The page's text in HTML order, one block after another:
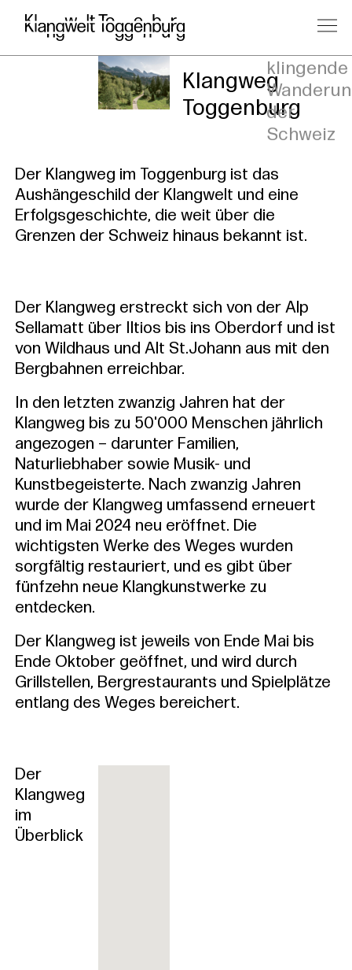
Klangweg
Toggenburg
klingende
der
Schweiz
Der Klangweg im Toggenburg ist das
Aushängeschild der Klangwelt und eine
Erfolgsgeschichte, die weit über die
Grenzen der Schweiz hinaus bekannt ist.
Der Klangweg erstreckt sich von der Alp
Sellamatt über Iltios bis ins Oberdorf und ist
von Wildhaus und Alt St.Johann aus mit den
Bergbahnen erreichbar.
In den letzten zwanzig Jahren hat der
Klangweg bis zu 50'000 Menschen jährlich
angezogen – darunter Familien,
Naturliebhaber sowie Musik- und
Kunstbegeisterte. Nach zwanzig Jahren
wurde der Klangweg umfassend erneuert
und im Mai 2024 neu eröffnet. Die
wichtigsten Werke des Weges wurden
sorgfältig restauriert, und es gibt über
fünfzehn neue Klangkunstwerke zu
entdecken.
Der Klangweg ist jeweils von Ende Mai bis
Ende Oktober geöffnet, und wird durch
Grillstellen, Bergrestaurants und Spielplätze
entlang des Weges bereichert.
Der
Klangweg
im
Überblick